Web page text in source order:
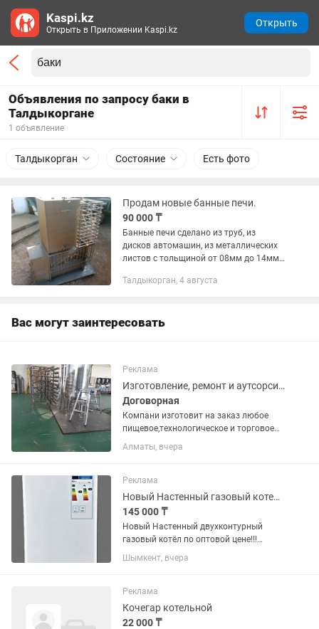
Объявления по запросу баки в
Талдыкоргане
1 объявление
Талдыкорган Состояние Есть фото
Продам новые банные печи.
90 000 ₸
Банные печи сделано из труб, из
дисков автомашин, из металлических
листов с тольщиной от 08мм до 14мм
баками разного размера и фасона
Талдыкорган, 4 августа
Вас могут заинтересовать
Реклама
Изготовление, ремонт и аутсорсинг промышленного Оборудования
Договорная
Компани изготовит на заказ любое
пищевое,технологическое и торговое
оборудование из металла и
нержавеющей стали по вашему тех
емкости (баки), промышленные
линии,...
Алматы, вчера
Реклама
Новый Настенный газовый котел РоссTherm на 140 квадратов
145 000 ₸
Новый Настенный двухконтурный
газовый котёл по оптовой цене!!!
Общие характеристики Код товара:
152150983 Тип отопительного котла
классический Горелка газовая
Количество...
Шымкент, вчера
Реклама
Кочегар котельной
22 000 ₸
Kaspi.kz
Открыть в Приложении Kaspi.kz
Открыть